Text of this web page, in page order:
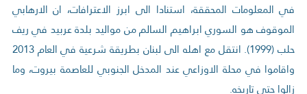
في المعلومات المحققة، استنادا الى ابرز الاعترافات، ان الارهابي
الموقوف هو السوري ابراهيم السالم من مواليد بلدة عربيد في ريف
حلب (1999). انتقل مع اهله الى لبنان بطريقة شرعية في العام 2013
واقاموا في محلة الاوزاعي عند المدخل الجنوبي للعاصمة بيروت، وما
زالوا حتى تاريخه.